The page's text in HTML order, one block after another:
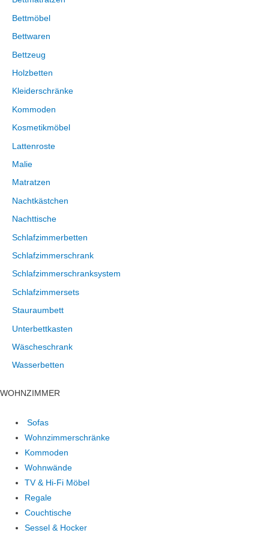
Bettmöbel
Bettwaren
Bettzeug
Holzbetten
Kleiderschränke
Kommoden
Kosmetikmöbel
Lattenroste
Malie
Matratzen
Nachtkästchen
Nachttische
Schlafzimmerbetten
Schlafzimmerschrank
Schlafzimmerschranksystem
Schlafzimmersets
Stauraumbett
Unterbettkasten
Wäscheschrank
Wasserbetten
WOHNZIMMER
Sofas
Wohnzimmerschränke
Kommoden
Wohnwände
TV & Hi-Fi Möbel
Regale
Couchtische
Sessel & Hocker